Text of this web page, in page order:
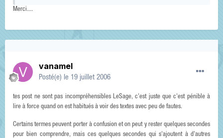
Merci....
vanamel
Posté(e) le 19 juillet 2006
tes post ne sont pas incompréhensibles LeSage, c'est juste que c'est pénible à
lire à force quand on est habitués à voir des textes avec peu de fautes.
Certains termes peuvent porter à confusion et on peut y rester quelques secondes
pour bien comprendre, mais ces quelques secondes qui s'ajoutent à d'autres